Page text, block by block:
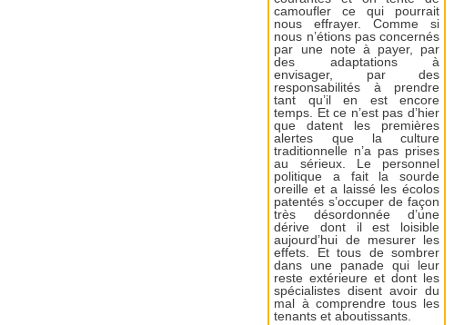
camoufler ce qui pourrait
nous effrayer. Comme si
nous n’étions pas concernés
par une note à payer, par
des adaptations à
envisager, par des
responsabilités à prendre
tant qu’il en est encore
temps. Et ce n’est pas d’hier
que datent les premières
alertes que la culture
traditionnelle n’a pas prises
au sérieux. Le personnel
politique a fait la sourde
oreille et a laissé les écolos
patentés s’occuper de façon
très désordonnée d’une
dérive dont il est loisible
aujourd’hui de mesurer les
effets. Et tous de sombrer
dans une panade qui leur
reste extérieure et dont les
spécialistes disent avoir du
mal à comprendre tous les
tenants et aboutissants.